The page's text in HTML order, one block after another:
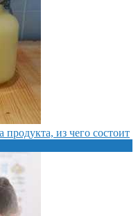
из чего состоит